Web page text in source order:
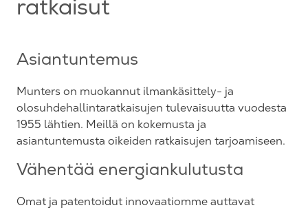
ratkaisut
Asiantuntemus
Munters on muokannut ilmankäsittely- ja
olosuhdehallintaratkaisujen tulevaisuutta vuodesta
1955 lähtien. Meillä on kokemusta ja
asiantuntemusta oikeiden ratkaisujen tarjoamiseen.
Vähentää energiankulutusta
Omat ja patentoidut innovaatiomme auttavat